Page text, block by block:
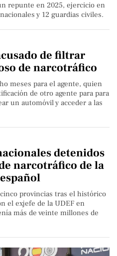
repunte en 2025, ejercicio en
y 12 guardias civiles.
de filtrar
de narcotráfico
meses para el agente, quien
de otro agente para para
un automóvil y acceder a las
detenidos
narcotráfico de la
provincias tras el histórico
el exjefe de la UDEF en
más de veinte millones de